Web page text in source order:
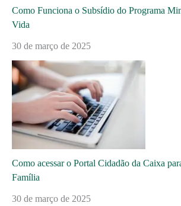
Como Funciona o Subsídio do Programa
Vida
30 de março de 2025
Como acessar o Portal Cidadão da Caixa
Família
30 de março de 2025